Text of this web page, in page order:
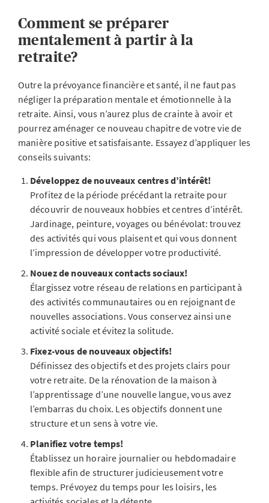
Comment se préparer
mentalement à partir à la
retraite?
Outre la prévoyance financière et santé, il ne faut pas
négliger la préparation mentale et émotionnelle à la
retraite. Ainsi, vous n’aurez plus de crainte à avoir et
pourrez aménager ce nouveau chapitre de votre vie de
manière positive et satisfaisante. Essayez d’appliquer les
conseils suivants:
Développez de nouveaux centres d’intérêt!
Profitez de la période précédant la retraite pour
découvrir de nouveaux hobbies et centres d’intérêt.
Jardinage, peinture, voyages ou bénévolat: trouvez
des activités qui vous plaisent et qui vous donnent
l’impression de développer votre productivité.
Nouez de nouveaux contacts sociaux!
Élargissez votre réseau de relations en participant à
des activités communautaires ou en rejoignant de
nouvelles associations. Vous conservez ainsi une
activité sociale et évitez la solitude.
Fixez-vous de nouveaux objectifs!
Définissez des objectifs et des projets clairs pour
votre retraite. De la rénovation de la maison à
l’apprentissage d’une nouvelle langue, vous avez
l’embarras du choix. Les objectifs donnent une
structure et un sens à votre vie.
Planifiez votre temps!
Établissez un horaire journalier ou hebdomadaire
flexible afin de structurer judicieusement votre
temps. Prévoyez du temps pour les loisirs, les